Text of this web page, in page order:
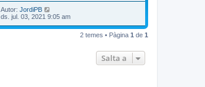
Autor: JordiPB
ds. jul. 03, 2021 9:05 am
2 temes • Pàgina 1 de 1
Salta a